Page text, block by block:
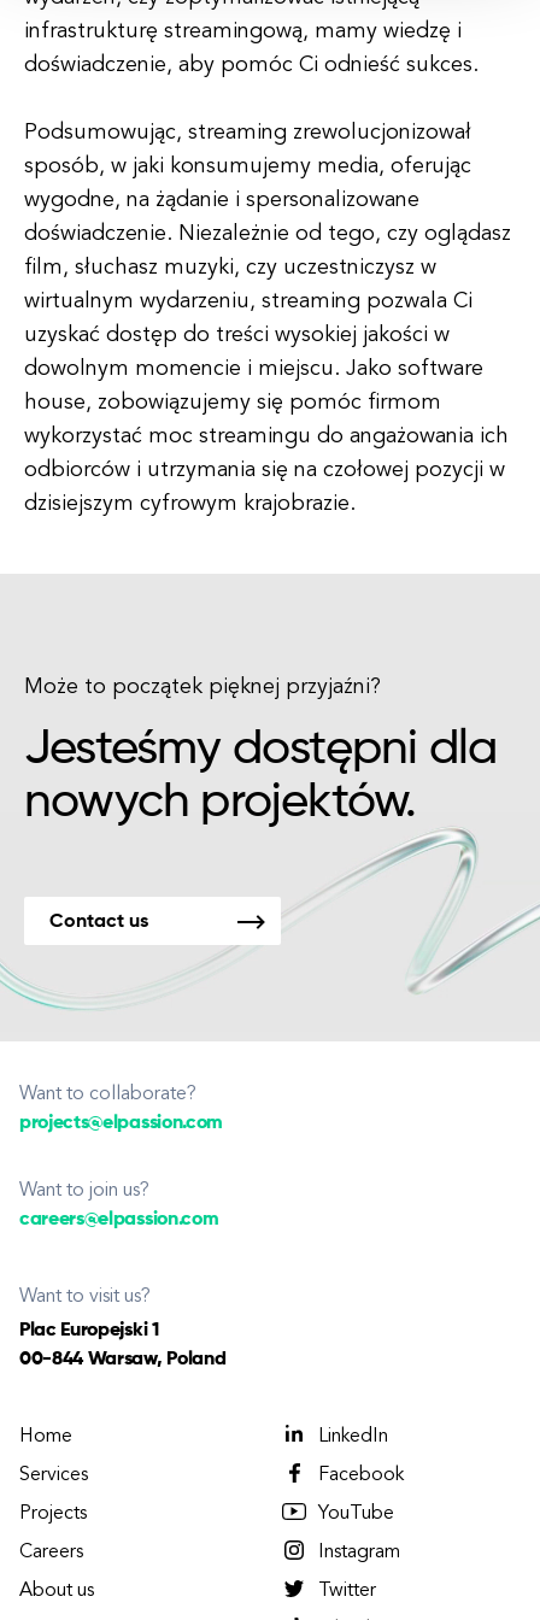
infrastrukturę streamingową, mamy wiedzę i
doświadczenie, aby pomóc Ci odnieść sukces.
Podsumowując, streaming zrewolucjonizował
sposób, w jaki konsumujemy media, oferując
wygodne, na żądanie i spersonalizowane
doświadczenie. Niezależnie od tego, czy oglądasz
film, słuchasz muzyki, czy uczestniczysz w
wirtualnym wydarzeniu, streaming pozwala Ci
uzyskać dostęp do treści wysokiej jakości w
dowolnym momencie i miejscu. Jako software
house, zobowiązujemy się pomóc firmom
wykorzystać moc streamingu do angażowania ich
odbiorców i utrzymania się na czołowej pozycji w
dzisiejszym cyfrowym krajobrazie.
Może to początek pięknej przyjaźni?
Jesteśmy dostępni dla
nowych projektów.
Contact us
Want to collaborate?
projects@elpassion.com
Want to join us?
careers@elpassion.com
Want to visit us?
Plac Europejski 1
00-844 Warsaw, Poland
Home
Services
Projects
Careers
About us
LinkedIn
Facebook
YouTube
Instagram
Twitter